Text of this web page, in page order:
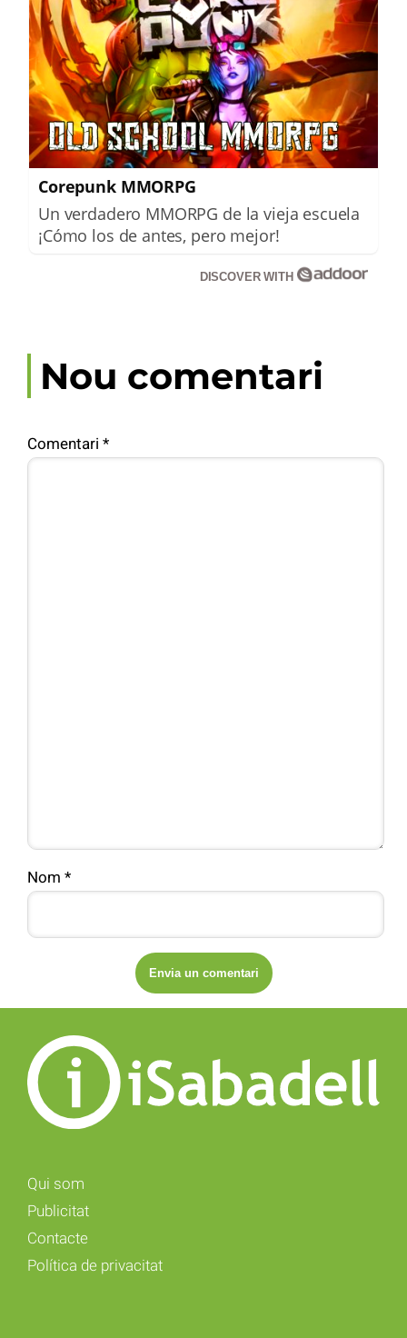
Corepunk MMORPG
Un verdadero MMORPG de la vieja escuela
¡Cómo los de antes, pero mejor!
DISCOVER WITH
Nou comentari
Comentari *
Nom *
Qui som
Publicitat
Contacte
Política de privacitat